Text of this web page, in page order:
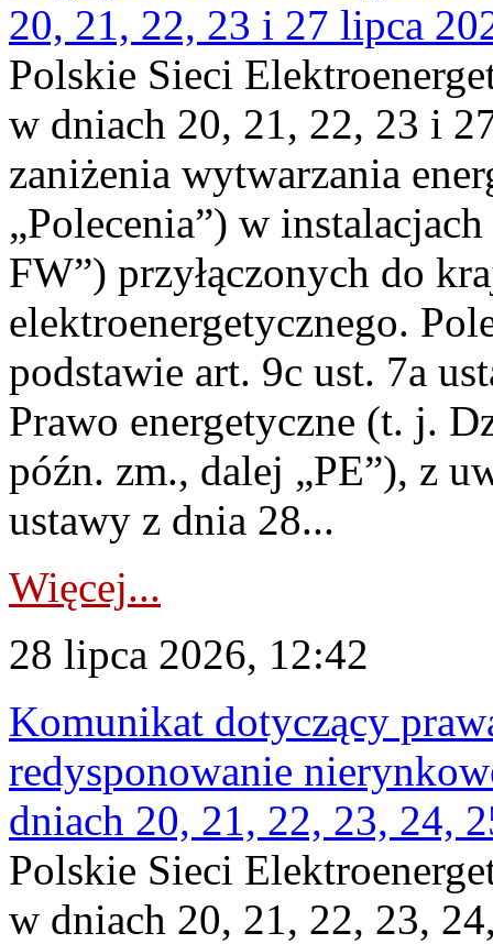
20, 21, 22, 23 i 27 lipca
Polskie Sieci
w dniach 20, 21, 22, 23 i
zaniżenia wytwarzania
„Polecenia”) w
FW”) przyłączonych do
elektroenergetycznego.
podstawie art. 9c ust. 7a
Prawo energetyczne (t. j.
późn. zm., dalej „PE”), z
ustawy z dnia 28...
Więcej...
28 lipca 2026, 12:42
Komunikat dotyczący
redysponowanie
dniach 20, 21, 22, 23, 24,
Polskie Sieci
w dniach 20, 21, 22, 23,